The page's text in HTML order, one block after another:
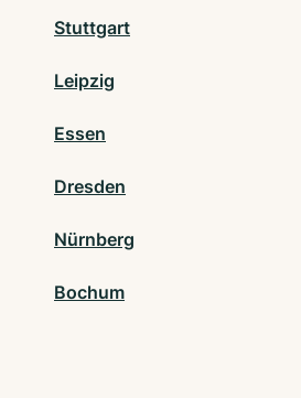
Stuttgart
Leipzig
Essen
Dresden
Nürnberg
Bochum